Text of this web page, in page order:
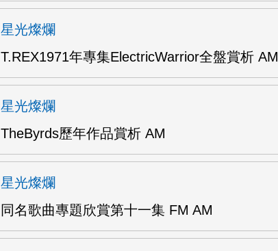
星光燦爛
T.REX1971年專集ElectricWarrior全盤賞析 AM
星光燦爛
TheByrds歷年作品賞析 AM
星光燦爛
同名歌曲專題欣賞第十一集 FM AM